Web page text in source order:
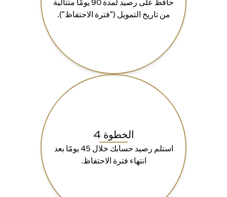
حافظ على رصيد لمدة 90 يومًا متتالية
من تاريخ التمويل ("فترة الاحتفاظ").
الخطوة 4
استلم رصيد حسابك خلال 45 يومًا بعد
انتهاء فترة الاحتفاظ.